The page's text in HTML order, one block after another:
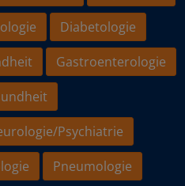
Diabetologie
Gastroenterologie
Psychiatrie
Pneumologie